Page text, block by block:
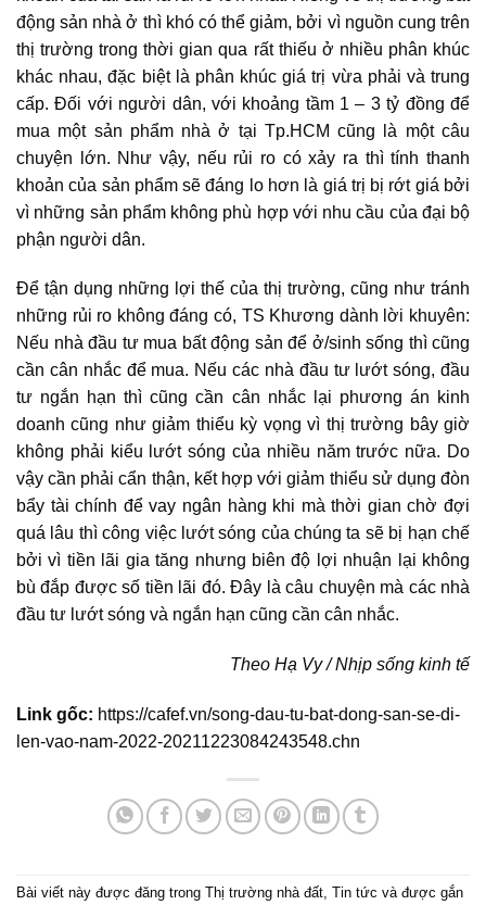
động sản nhà ở thì khó có thể giảm, bởi vì nguồn cung trên
thị trường trong thời gian qua rất thiếu ở nhiều phân khúc
khác nhau, đặc biệt là phân khúc giá trị vừa phải và trung
cấp. Đối với người dân, với khoảng tầm 1 – 3 tỷ đồng để
mua một sản phẩm nhà ở tại Tp.HCM cũng là một câu
chuyện lớn. Như vậy, nếu rủi ro có xảy ra thì tính thanh
khoản của sản phẩm sẽ đáng lo hơn là giá trị bị rớt giá bởi
vì những sản phẩm không phù hợp với nhu cầu của đại bộ
phận người dân.
Để tận dụng những lợi thế của thị trường, cũng như tránh
những rủi ro không đáng có, TS Khương dành lời khuyên:
Nếu nhà đầu tư mua bất động sản để ở/sinh sống thì cũng
cần cân nhắc để mua. Nếu các nhà đầu tư lướt sóng, đầu
tư ngắn hạn thì cũng cần cân nhắc lại phương án kinh
doanh cũng như giảm thiểu kỳ vọng vì thị trường bây giờ
không phải kiểu lướt sóng của nhiều năm trước nữa. Do
vậy cần phải cẩn thận, kết hợp với giảm thiểu sử dụng đòn
bẩy tài chính để vay ngân hàng khi mà thời gian chờ đợi
quá lâu thì công việc lướt sóng của chúng ta sẽ bị hạn chế
bởi vì tiền lãi gia tăng nhưng biên độ lợi nhuận lại không
bù đắp được số tiền lãi đó. Đây là câu chuyện mà các nhà
đầu tư lướt sóng và ngắn hạn cũng cần cân nhắc.
Theo Hạ Vy / Nhịp sống kinh tế
Link gốc: https://cafef.vn/song-dau-tu-bat-dong-san-se-di-
len-vao-nam-2022-20211223084243548.chn
Bài viết này được đăng trong Thị trường nhà đất, Tin tức và được gắn